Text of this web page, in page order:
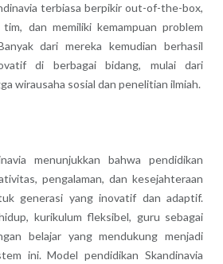
terbiasa berpikir out-of-the-box,
dan memiliki kemampuan problem
dari mereka kemudian berhasil
di berbagai bidang, mulai dari
wirausaha sosial dan penelitian ilmiah.
menunjukkan bahwa pendidikan
pengalaman, dan kesejahteraan
generasi yang inovatif dan adaptif.
kurikulum fleksibel, guru sebagai
belajar yang mendukung menjadi
ini. Model pendidikan Skandinavia